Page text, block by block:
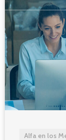
Alfa en los